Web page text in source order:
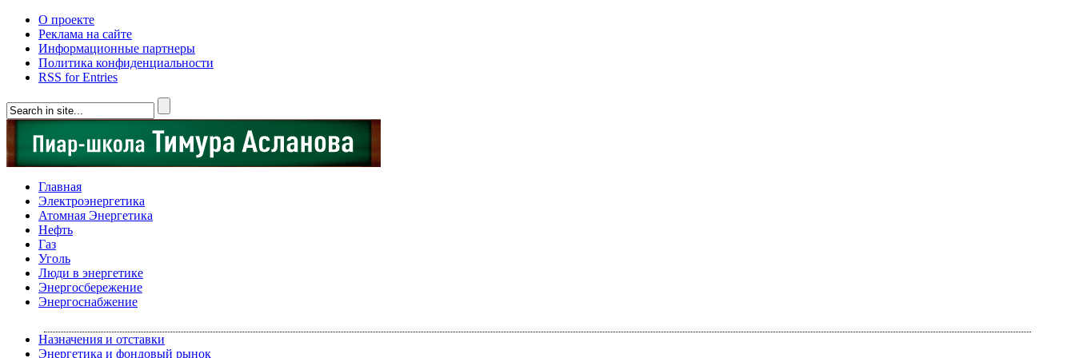
О проекте
Реклама на сайте
Информационные партнеры
Политика конфиденциальности
RSS for Entries
Главная
Электроэнергетика
Атомная Энергетика
Нефть
Газ
Уголь
Люди в энергетике
Энергосбережение
Энергоснабжение
Назначения и отставки
Энергетика и фондовый рынок